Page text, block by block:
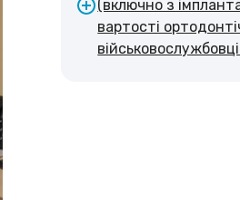
(включно з
вартості